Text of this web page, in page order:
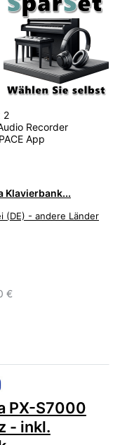
2
Recorder
App
Klavierbank...
(DE) - andere Länder
€
Produkt liegen
PX-S7000
- inkl.